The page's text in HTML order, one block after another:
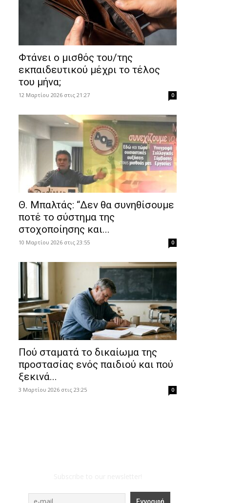
Φτάνει ο μισθός του/της
εκπαιδευτικού μέχρι το τέλος
του μήνα;
12 Μαρτίου 2026 στις 21:27 0
Θ. Μπαλτάς: “Δεν θα συνηθίσουμε
ποτέ το σύστημα της
στοχοποίησης και...
10 Μαρτίου 2026 στις 23:55 0
Πού σταματά το δικαίωμα της
προστασίας ενός παιδιού και πού
ξεκινά...
3 Μαρτίου 2026 στις 23:25 0